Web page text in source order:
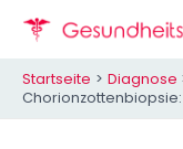
Inhalt
Startseite
Diagnose
Chorionzottenbiopsie: